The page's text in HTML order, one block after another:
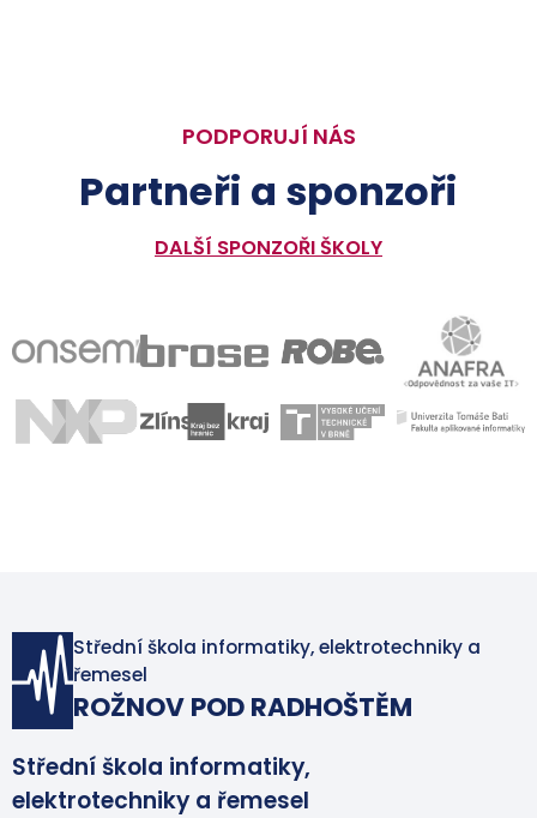
PODPORUJÍ NÁS
Partneři a sponzoři
DALŠÍ SPONZOŘI ŠKOLY
Střední škola informatiky, elektrotechniky a
řemesel
ROŽNOV POD RADHOŠTĚM
Střední škola informatiky,
elektrotechniky a řemesel